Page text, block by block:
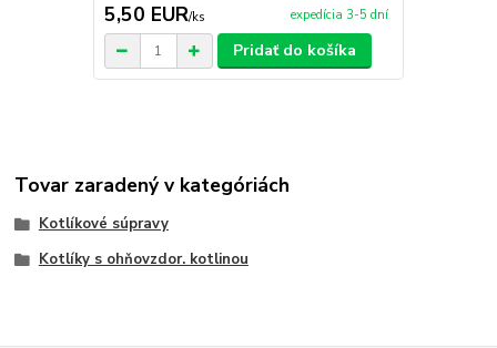
5,50 EUR/ks expedícia 3-5 dní
Pridať do košíka
Tovar zaradený v kategóriách
Kotlíkové súpravy
Kotlíky s ohňovzdor. kotlinou